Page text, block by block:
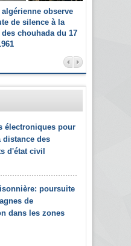
algérienne observe
de silence à la
chouhada du 17
électroniques pour
distance des
d'état civil
poursuite
de
dans les zones